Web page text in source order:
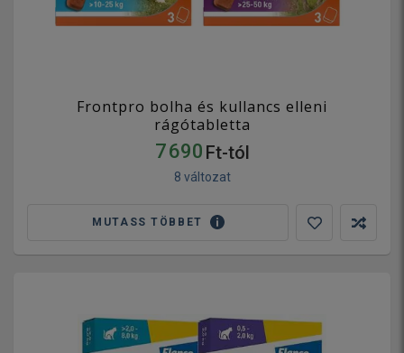
Frontpro bolha és kullancs elleni
rágótabletta
7 690 Ft-tól
8 változat
MUTASS TÖBBET